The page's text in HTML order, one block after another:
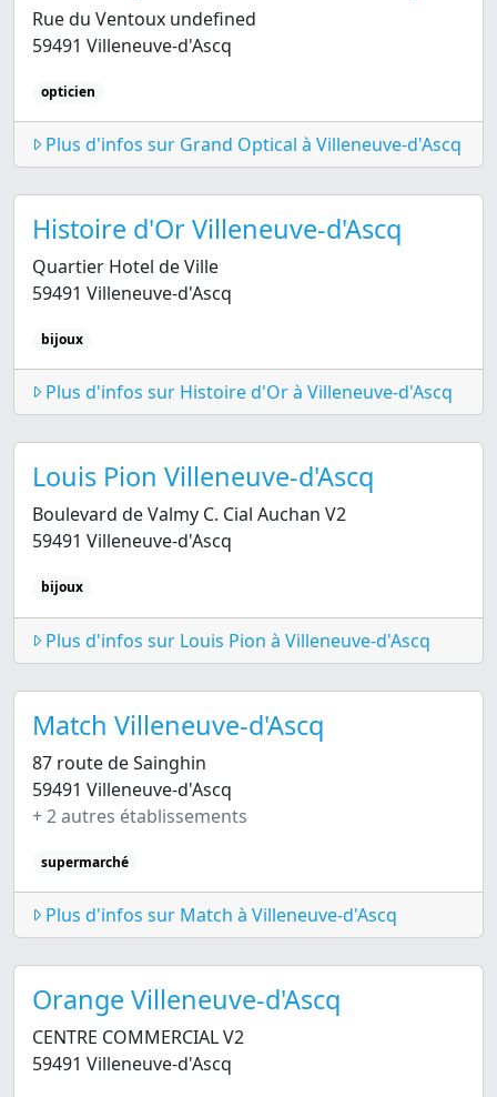
Rue du Ventoux undefined
59491 Villeneuve-d'Ascq
opticien
Plus d'infos sur Grand Optical à Villeneuve-d'Ascq
Histoire d'Or Villeneuve-d'Ascq
Quartier Hotel de Ville
59491 Villeneuve-d'Ascq
bijoux
Plus d'infos sur Histoire d'Or à Villeneuve-d'Ascq
Louis Pion Villeneuve-d'Ascq
Boulevard de Valmy C. Cial Auchan V2
59491 Villeneuve-d'Ascq
bijoux
Plus d'infos sur Louis Pion à Villeneuve-d'Ascq
Match Villeneuve-d'Ascq
87 route de Sainghin
59491 Villeneuve-d'Ascq
+ 2 autres établissements
supermarché
Plus d'infos sur Match à Villeneuve-d'Ascq
Orange Villeneuve-d'Ascq
CENTRE COMMERCIAL V2
59491 Villeneuve-d'Ascq